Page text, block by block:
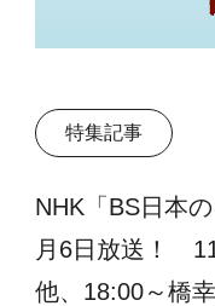
特集記事
NHK「BS日本
月6日放送！
他、18:00～橋